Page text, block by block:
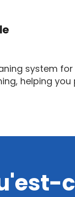
system
helping